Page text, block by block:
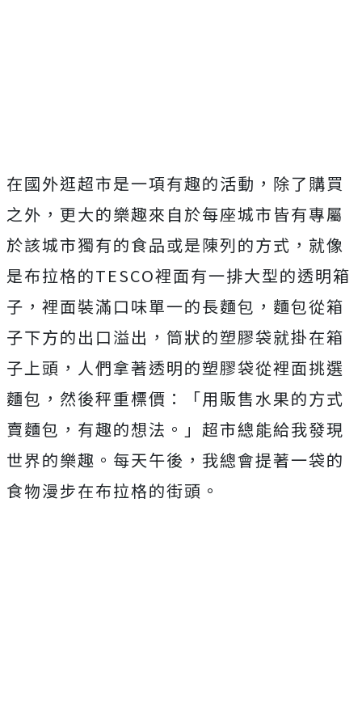
在國外逛超市是一項有趣的活動，除了購買
之外，更大的樂趣來自於每座城市皆有專屬
於該城市獨有的食品或是陳列的方式，就像
是布拉格的TESCO裡面有一排大型的透明箱
子，裡面裝滿口味單一的長麵包，麵包從箱
子下方的出口溢出，筒狀的塑膠袋就掛在箱
子上頭，人們拿著透明的塑膠袋從裡面挑選
麵包，然後秤重標價：「用販售水果的方式
賣麵包，有趣的想法。」超市總能給我發現
世界的樂趣。每天午後，我總會提著一袋的
食物漫步在布拉格的街頭。